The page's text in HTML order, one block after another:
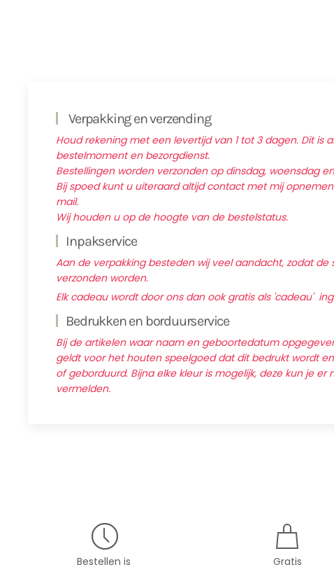
Verpakking en verzending
Houd rekening met een levertijd van 1 tot 3 dagen. Dit is
bestelmoment en bezorgdienst.
Bestellingen worden verzonden op dinsdag, woensdag
Bij spoed kunt u uiteraard altijd contact met mij
mail.
Wij houden u op de hoogte van de bestelstatus.
Inpakservice
Aan de verpakking besteden wij veel aandacht, zodat de
verzonden worden.
Elk cadeau wordt door ons dan ook gratis als 'cadeau'
Bedrukken en borduurservice
Bij de artikelen waar naam en geboortedatum
geldt voor het houten speelgoed dat dit bedrukt wordt
of geborduurd. Bijna elke kleur is mogelijk, deze kun je er
vermelden.
Bestellen is
Gratis